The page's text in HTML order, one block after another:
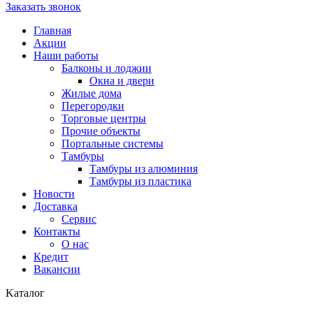
Заказать звонок
Главная
Акции
Наши работы
Балконы и лоджии
Окна и двери
Жилые дома
Перегородки
Торговые центры
Прочие объекты
Портальные системы
Тамбуры
Тамбуры из алюминия
Тамбуры из пластика
Новости
Доставка
Сервис
Контакты
О нас
Кредит
Вакансии
Kаталог